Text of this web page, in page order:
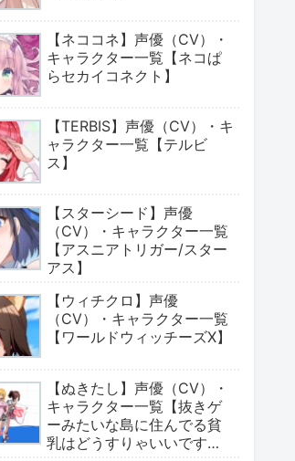
【ネココネ】声優（CV）・
キャラクター一覧【ネコぱ
らセカイコネクト】
【TERBIS】声優（CV）・キ
ャラクター一覧【テルビ
ス】
【スターシード】声優
（CV）・キャラクター一覧
【アスニアトリガー/スター
アス】
【ウィチクロ】声優
（CV）・キャラクター一覧
【ワールドウィッチーズX】
【ぬきたし】声優（CV）・
キャラクター一覧【抜きゲ
ーみたいな島に住んでる貧
乳はどうすりゃいいです